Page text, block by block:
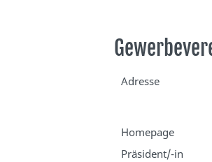
Adresse
Homepage
Präsident/-in